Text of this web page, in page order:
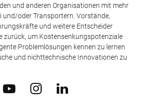
und anderen Organisationen mit mehr
und/oder Transportern. Vorstände,
und weitere Entscheider
zurück, um Kostensenkungspotenziale
Problemlösungen kennen zu lernen
und nichttechnische Innovationen zu